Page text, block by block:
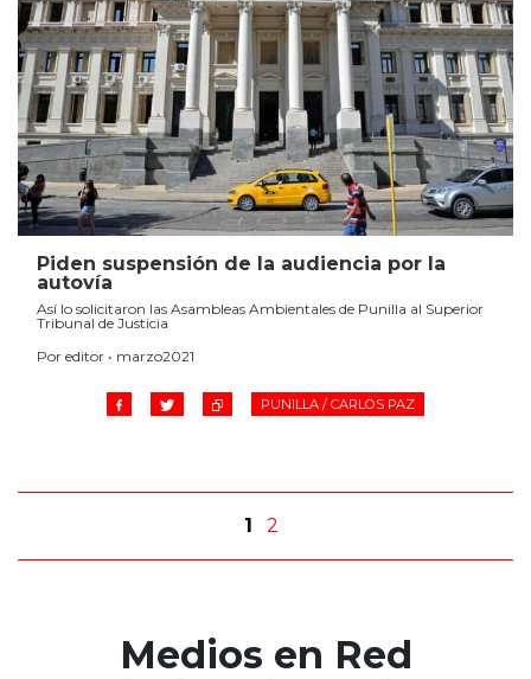
Piden suspensión de la audiencia por la
autovía
Así lo solicitaron las Asambleas Ambientales de Punilla al Superior
Tribunal de Justicia
Por editor • marzo2021
PUNILLA / CARLOS PAZ
1 2
Medios en Red